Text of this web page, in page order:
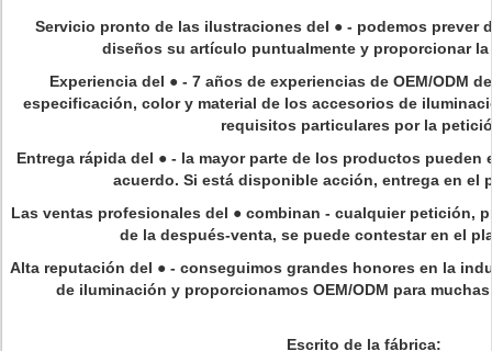
Servicio pronto de las ilustraciones del ●- podemos prever
diseños su artículo puntualmente y proporcionar la
Experiencia del ●- 7 años de experiencias de OEM/ODM
especificación, color y material de los accesorios de
requisitos particulares por la
Entrega rápida del ● - la mayor parte de los productos pueden
acuerdo. Si está disponible acción, entrega en el
Las ventas profesionales del ● combinan - cualquier petición,
de la después-venta, se puede contestar en el
Alta reputación del ● - conseguimos grandes honores en la
de iluminación y proporcionamos OEM/ODM para
Escrito de la fábrica: